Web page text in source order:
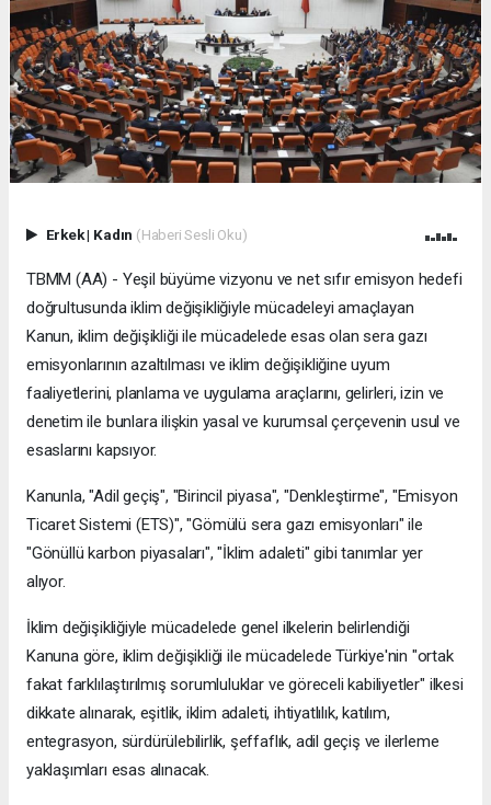
Erkek| Kadın (Haberi Sesli Oku)
TBMM (AA) - Yeşil büyüme vizyonu ve net sıfır emisyon hedefi
doğrultusunda iklim değişikliğiyle mücadeleyi amaçlayan
Kanun, iklim değişikliği ile mücadelede esas olan sera gazı
emisyonlarının azaltılması ve iklim değişikliğine uyum
faaliyetlerini, planlama ve uygulama araçlarını, gelirleri, izin ve
denetim ile bunlara ilişkin yasal ve kurumsal çerçevenin usul ve
esaslarını kapsıyor.
Kanunla, "Adil geçiş", "Birincil piyasa", "Denkleştirme", "Emisyon
Ticaret Sistemi (ETS)", "Gömülü sera gazı emisyonları" ile
"Gönüllü karbon piyasaları", "İklim adaleti" gibi tanımlar yer
alıyor.
İklim değişikliğiyle mücadelede genel ilkelerin belirlendiği
Kanuna göre, iklim değişikliği ile mücadelede Türkiye'nin "ortak
fakat farklılaştırılmış sorumluluklar ve göreceli kabiliyetler" ilkesi
dikkate alınarak, eşitlik, iklim adaleti, ihtiyatlılık, katılım,
entegrasyon, sürdürülebilirlik, şeffaflık, adil geçiş ve ilerleme
yaklaşımları esas alınacak.